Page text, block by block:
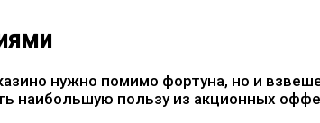
нужно помимо фортуна, но и
наибольшую пользу из акционных